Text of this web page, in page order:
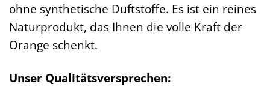
ohne synthetische Duftstoffe. Es ist ein reines
Naturprodukt, das Ihnen die volle Kraft der
Orange schenkt.
Unser Qualitätsversprechen: